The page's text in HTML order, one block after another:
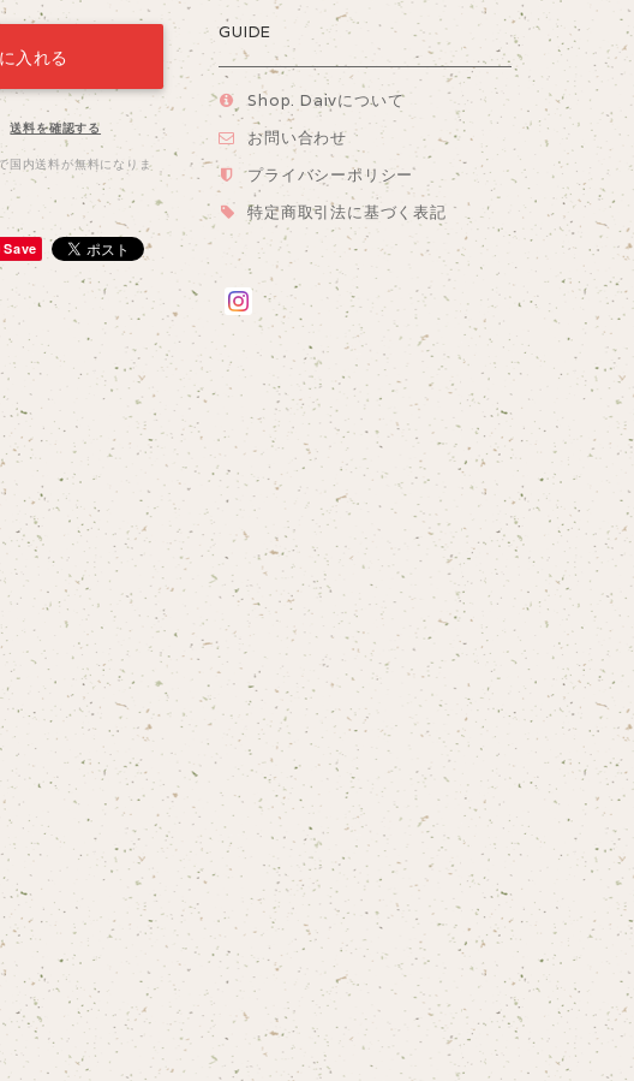
入れる
送料を確認する
内送料が無料になりま
Save
GUIDE
Shop. Daivについて
お問い合わせ
プライバシーポリシー
特定商取引法に基づく表記